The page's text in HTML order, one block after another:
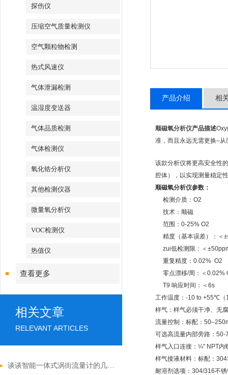
探伤仪
压缩空气质量检测仪
空气颗粒物检测
热式风速仪
气体泄漏检测
温湿度变送器
气体品质检测
气体检测仪
氧化锆分析仪
其他检测仪器
微量氧分析仪
VOC检测仪
热值仪
查看更多
相关文章
RELEVANT ARTICLES
谈谈智能一体式涡街流量计的几种补偿方法
产品介绍 相
顺磁氧分析仪产品描述
准，而且永远无需更换–
该款分析仪将更高安全性
腔体），以实现测量稳定
顺磁氧分析仪参数：
检测介质：O2
技术：顺磁
范围：0-25% O2
精度（基本误差）：＜
zui低检测限：＜
重复精度：0.02% O2
零点漂移/周：＜0.02%
T9 响应时间：＜6s
工作温度：-10 to +55℃
样气：样气必须干净、无
流量控制：标配：
可选高流量内部旁路：
样气入口连接：¼" NPT内
样气接液材料：标配：
耐溶剂选项：304/316不